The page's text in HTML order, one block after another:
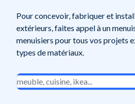
Pour concevoir, fabriquer et
extérieurs, faites appel à un
menuisiers pour tous vos projets
types de matériaux.